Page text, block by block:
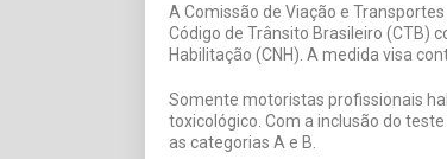
A Comissão de Viação e
Código de Trânsito Brasileiro (CTB)
Habilitação (CNH). A medida visa
Somente motoristas profissionais
toxicológico. Com a inclusão do
as categorias A e B.